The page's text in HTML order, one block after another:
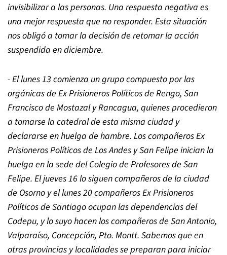
invisibilizar a las personas. Una respuesta negativa es
una mejor respuesta que no responder. Esta situación
nos obligó a tomar la decisión de retomar la acción
suspendida en diciembre.
- El lunes 13 comienza un grupo compuesto por las
orgánicas de Ex Prisioneros Políticos de Rengo, San
Francisco de Mostazal y Rancagua, quienes procedieron
a tomarse la catedral de esta misma ciudad y
declararse en huelga de hambre. Los compañeros Ex
Prisioneros Políticos de Los Andes y San Felipe inician la
huelga en la sede del Colegio de Profesores de San
Felipe. El jueves 16 lo siguen compañeros de la ciudad
de Osorno y el lunes 20 compañeros Ex Prisioneros
Políticos de Santiago ocupan las dependencias del
Codepu, y lo suyo hacen los compañeros de San Antonio,
Valparaíso, Concepción, Pto. Montt. Sabemos que en
otras provincias y localidades se preparan para iniciar